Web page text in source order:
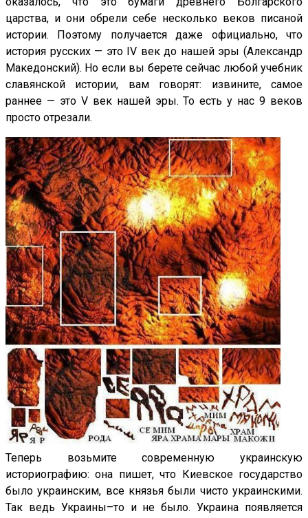
царства, и они обрели себе несколько веков писаной
истории. Поэтому получается даже официально, что
история русских — это IV век до нашей эры (Александр
Македонский). Но если вы берете сейчас любой учебник
славянской истории, вам говорят: извините, самое
раннее — это V век нашей эры. То есть у нас 9 веков
просто отрезали.
Теперь возьмите современную украинскую
историографию: она пишет, что Киевское государство
было украинским, все князья были чисто украинскими.
Так ведь Украины–то и не было. Украина появляется